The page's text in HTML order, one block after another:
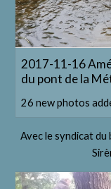
2017-11-16
du pont de la
26 new photos
Avec le syndicat du